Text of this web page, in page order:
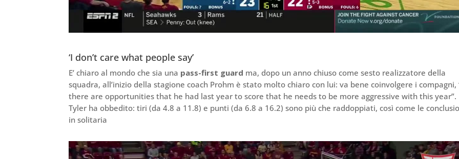
‘I don’t care what people say’
E’ chiaro al mondo che sia una pass-first guard ma, dopo un anno chiuso come sesto realizzatore della
squadra, all’inizio della stagione coach Prohm è stato molto chiaro con lui: va bene coinvolgere i compagni,
there are opportunities that he had last year to score that he needs to be more aggressive with this year”.
Tyler ha obbedito: tiri (da 4.8 a 11.8) e punti (da 6.8 a 16.2) sono più che raddoppiati, così come le
in solitaria